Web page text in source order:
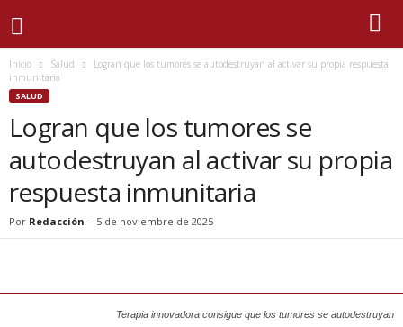
Inicio Salud
Logran que los tumores se autodestruyan al activar su propia respuesta
inmunitaria
SALUD
Logran que los tumores se
autodestruyan al activar su propia
respuesta inmunitaria
Por Redacción - 5 de noviembre de 2025
Terapia innovadora consigue que los tumores se autodestruyan